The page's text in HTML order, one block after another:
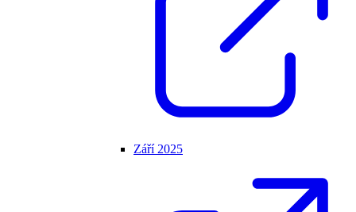
Září 2025